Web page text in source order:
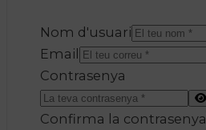
Nom d'usuari
Email
Contrasenya
Confirma la contrasenya